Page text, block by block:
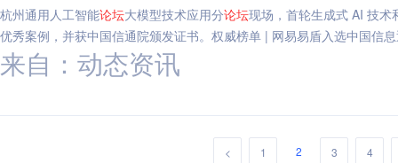
杭州通用人工智能论坛大模型技术应用分论坛现场，首轮生成式 AI 技
优秀案例，并获中国信通院颁发证书。权威榜单 | 网易易盾入选中国信
来自：动态资讯
< 1 2 3 4